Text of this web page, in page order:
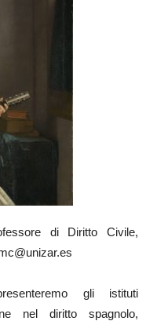
di Diritto Civile,
gli istituti
nel diritto spagnolo,